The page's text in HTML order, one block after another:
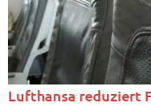
Lufthansa reduziert